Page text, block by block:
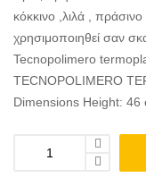
κόκκινο ,λιλά ,
χρησιμοποιηθεί σαν
Tecnopolimero
TECNOPOLIMERO
Dimensions Height: